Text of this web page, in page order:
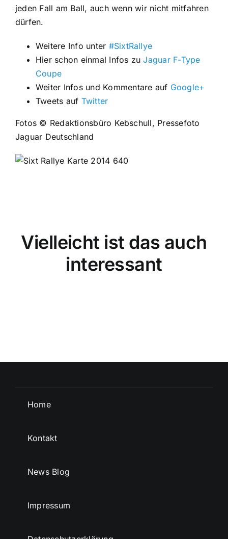
jeden Fall am Ball, auch wenn wir nicht mitfahren
dürfen.
Weitere Info unter #SixtRallye
Hier schon einmal Infos zuJaguar F-Type
Coupe
Weiter Infos und Kommentare auf Google+
Tweets auf Twitter
Fotos © Redaktionsbüro Kebschull, Pressefoto
Jaguar Deutschland
Vielleicht ist das auch
interessant
Home
Kontakt
News Blog
Impressum